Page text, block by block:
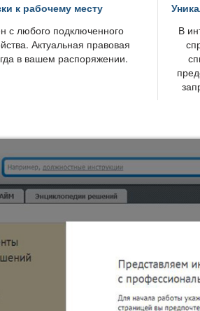
к рабочему месту
с любого подключенного
Актуальная правовая
в вашем распоряжении.